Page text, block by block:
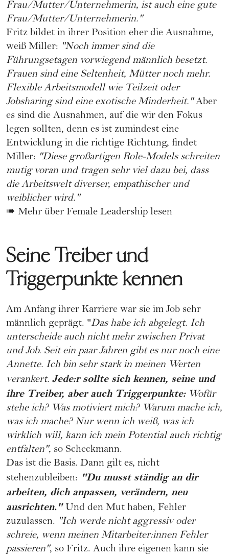
Frau/Mutter/Unternehmerin, ist auch eine gute
Frau/Mutter/Unternehmerin."
Fritz bildet in ihrer Position eher die Ausnahme,
weiß Miller: "Noch immer sind die
Führungsetagen vorwiegend männlich besetzt.
Frauen sind eine Seltenheit, Mütter noch mehr.
Flexible Arbeitsmodell wie Teilzeit oder
Jobsharing sind eine exotische Minderheit."Aber
es sind die Ausnahmen, auf die wir den Fokus
legen sollten, denn es ist zumindest eine
Entwicklung in die richtige Richtung, findet
Miller: "Diese großartigen Role-Models schreiten
mutig voran und tragen sehr viel dazu bei, dass
die Arbeitswelt diverser, empathischer und
weiblicher wird."
➠ Mehr über Female Leadership lesen
Seine Treiber und
Triggerpunkte kennen
Am Anfang ihrer Karriere war sie im Job sehr
männlich geprägt. "Das habe ich abgelegt. Ich
unterscheide auch nicht mehr zwischen Privat
und Job. Seit ein paar Jahren gibt es nur noch eine
Annette. Ich bin sehr stark in meinen Werten
verankert. Jede:r sollte sich kennen, seine und
ihre Treiber, aber auch Triggerpunkte:Wofür
stehe ich? Was motiviert mich? Warum mache ich,
was ich mache? Nur wenn ich weiß, was ich
wirklich will, kann ich mein Potential auch richtig
entfalten", so Scheckmann.
Das ist die Basis. Dann gilt es, nicht
stehenzubleiben: "Du musst ständig an dir
arbeiten, dich anpassen, verändern, neu
ausrichten." Und den Mut haben, Fehler
zuzulassen. "Ich werde nicht aggressiv oder
schreie, wenn meinen Mitarbeiter:innen Fehler
passieren", so Fritz. Auch ihre eigenen kann sie